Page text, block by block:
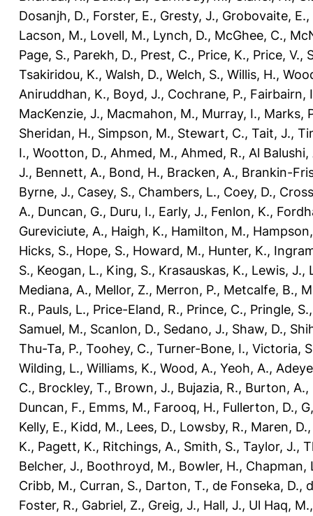
Dosanjh, D., Forster, E., Gresty, J., Grobovaite, E.,
Lacson, M., Lovell, M., Lynch, D., McGhee, C.,
Page, S., Parekh, D., Prest, C., Price, K., Price, V.,
Tsakiridou, K., Walsh, D., Welch, S., Willis, H.,
Aniruddhan, K., Boyd, J., Cochrane, P., Fairbairn,
MacKenzie, J., Macmahon, M., Murray, I., Marks,
Sheridan, H., Simpson, M., Stewart, C., Tait, J.,
I., Wootton, D., Ahmed, M., Ahmed, R., Al Balushi,
J., Bennett, A., Bond, H., Bracken, A., Brankin-
Byrne, J., Casey, S., Chambers, L., Coey, D.,
A., Duncan, G., Duru, I., Early, J., Fenlon, K.,
Gureviciute, A., Haigh, K., Hamilton, M.,
Hicks, S., Hope, S., Howard, M., Hunter, K.,
S., Keogan, L., King, S., Krasauskas, K., Lewis, J.,
Mediana, A., Mellor, Z., Merron, P., Metcalfe, B.,
R., Pauls, L., Price-Eland, R., Prince, C., Pringle, S.
Samuel, M., Scanlon, D., Sedano, J., Shaw, D.,
Thu-Ta, P., Toohey, C., Turner-Bone, I., Victoria,
Wilding, L., Williams, K., Wood, A., Yeoh, A.,
C., Brockley, T., Brown, J., Bujazia, R., Burton, A.,
Duncan, F., Emms, M., Farooq, H., Fullerton, D.,
Kelly, E., Kidd, M., Lees, D., Lowsby, R., Maren, D.
K., Pagett, K., Ritchings, A., Smith, S., Taylor, J.,
Belcher, J., Boothroyd, M., Bowler, H., Chapman,
Cribb, M., Curran, S., Darton, T., de Fonseka, D.,
Foster, R., Gabriel, Z., Greig, J., Hall, J., Ul Haq, M.